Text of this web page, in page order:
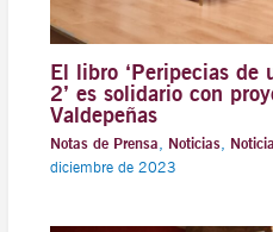
El libro ‘Peripecias
2’ es solidario con
Valdepeñas
Notas de Prensa, Noticias,
diciembre de 2023